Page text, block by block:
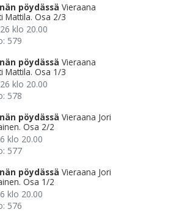
pöydässä Vieraana
Mattila. Osa 2/3
klo 20.00
579
pöydässä Vieraana
Mattila. Osa 1/3
klo 20.00
578
pöydässä Vieraana Jori
Osa 2/2
klo 20.00
577
pöydässä Vieraana Jori
Osa 1/2
klo 20.00
576